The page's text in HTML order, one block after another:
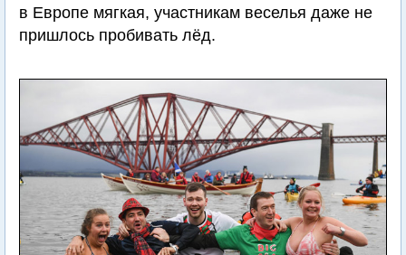
в Европе мягкая, участникам веселья даже не
пришлось пробивать лёд.